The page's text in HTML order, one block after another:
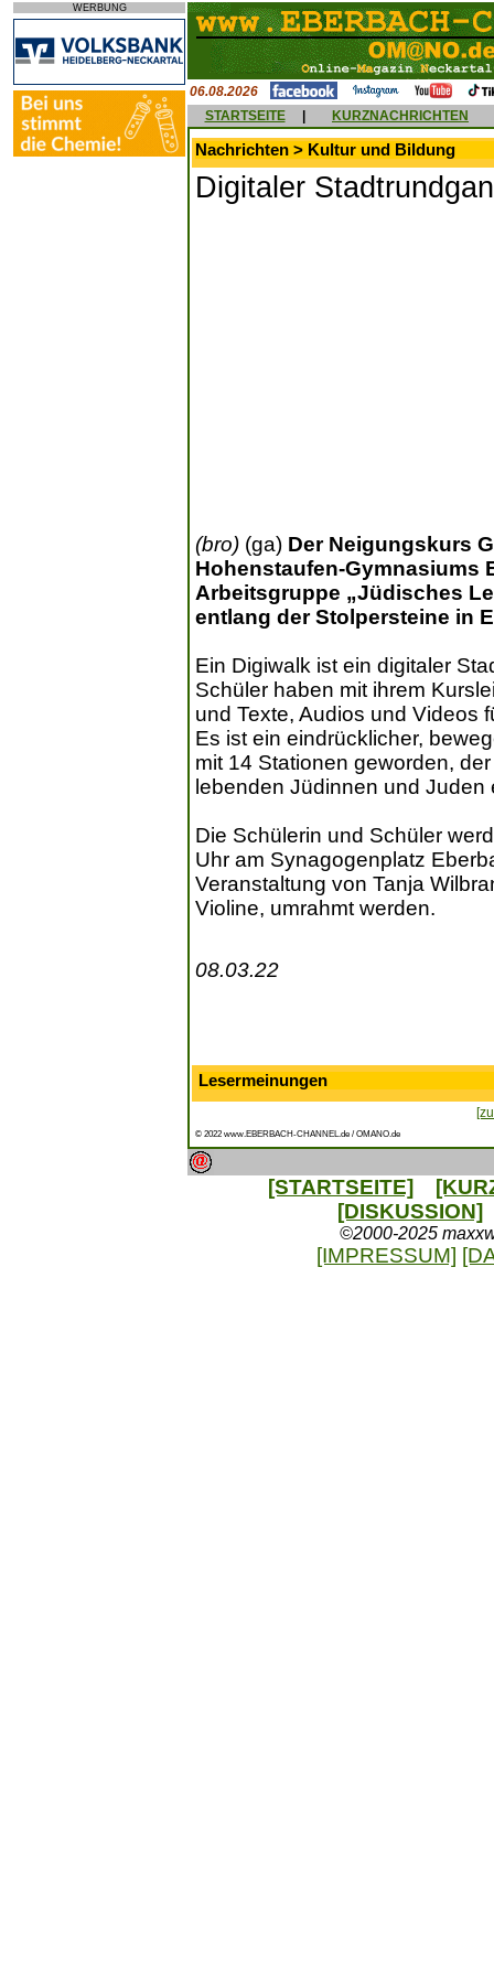
WERBUNG
06.08.2026
STARTSEITE
KURZNACHRICHTEN
Nachrichten > Kultur und Bildung
Digitaler
(bro) (ga) Der Neigungskurs
Hohenstaufen-Gymnasiums
Arbeitsgruppe „Jüdisches
entlang der Stolpersteine in
Ein Digiwalk ist ein digitaler
Schüler haben mit ihrem
und Texte, Audios und Videos
Es ist ein eindrücklicher,
mit 14 Stationen geworden,
lebenden Jüdinnen und Juden
Die Schülerin und Schüler
Uhr am Synagogenplatz
Veranstaltung von Tanja
Violine, umrahmt werden.
08.03.22
Lesermeinungen
© 2022 www.EBERBACH-CHANNEL.de / OMANO.de
[STARTSEITE]
[DISKUSSION]
©2000-2025
[IMPRESSUM]